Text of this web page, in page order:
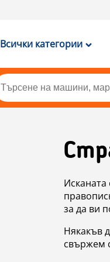
Всички категории
за да ви
Някакъв
свържем